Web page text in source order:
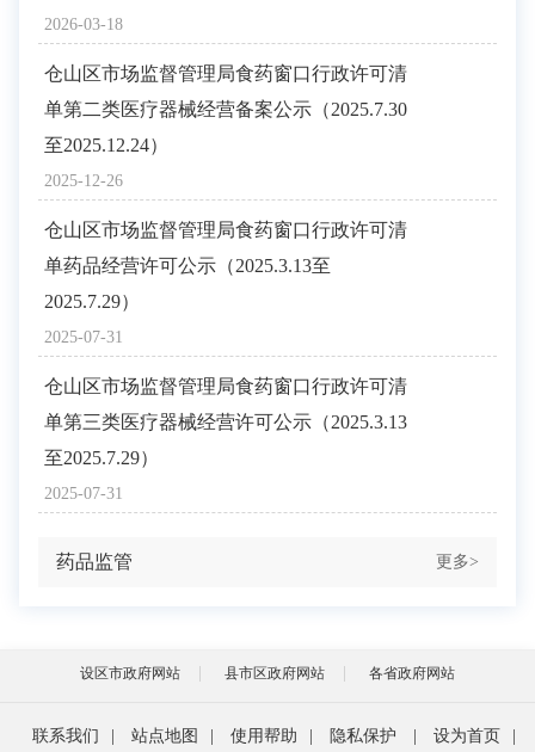
2026-03-18
2025-12-26
仓山区市场监督管理局食药窗口行政许可清
单第二类医疗器械经营备案公示（2025.7.30
至2025.12.24）
2025-07-31
仓山区市场监督管理局食药窗口行政许可清
单药品经营许可公示（2025.3.13至
2025.7.29）
2025-07-31
仓山区市场监督管理局食药窗口行政许可清
单第三类医疗器械经营许可公示（2025.3.13
至2025.7.29）
药品监管 更多>
设区市政府网站 县市区政府网站 各省政府网站
联系我们 站点地图 使用帮助 隐私保护 设为首页